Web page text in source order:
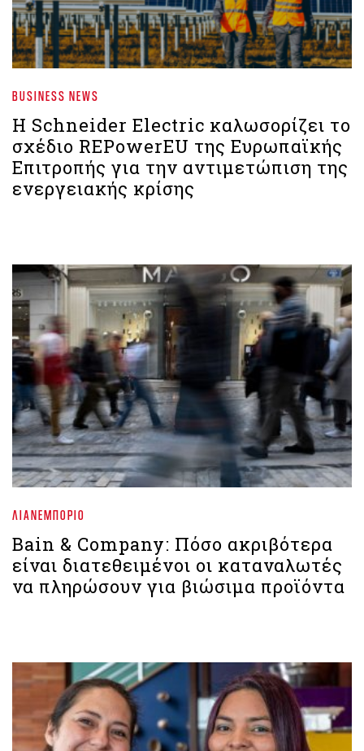
BUSINESS NEWS
Η Schneider Electric καλωσορίζει το
σχέδιο REPowerEU της Ευρωπαϊκής
Επιτροπής για την αντιμετώπιση της
ενεργειακής κρίσης
ΛΙΑΝΕΜΠΌΡΙΟ
Bain & Company: Πόσο ακριβότερα
είναι διατεθειμένοι οι καταναλωτές
να πληρώσουν για βιώσιμα προϊόντα